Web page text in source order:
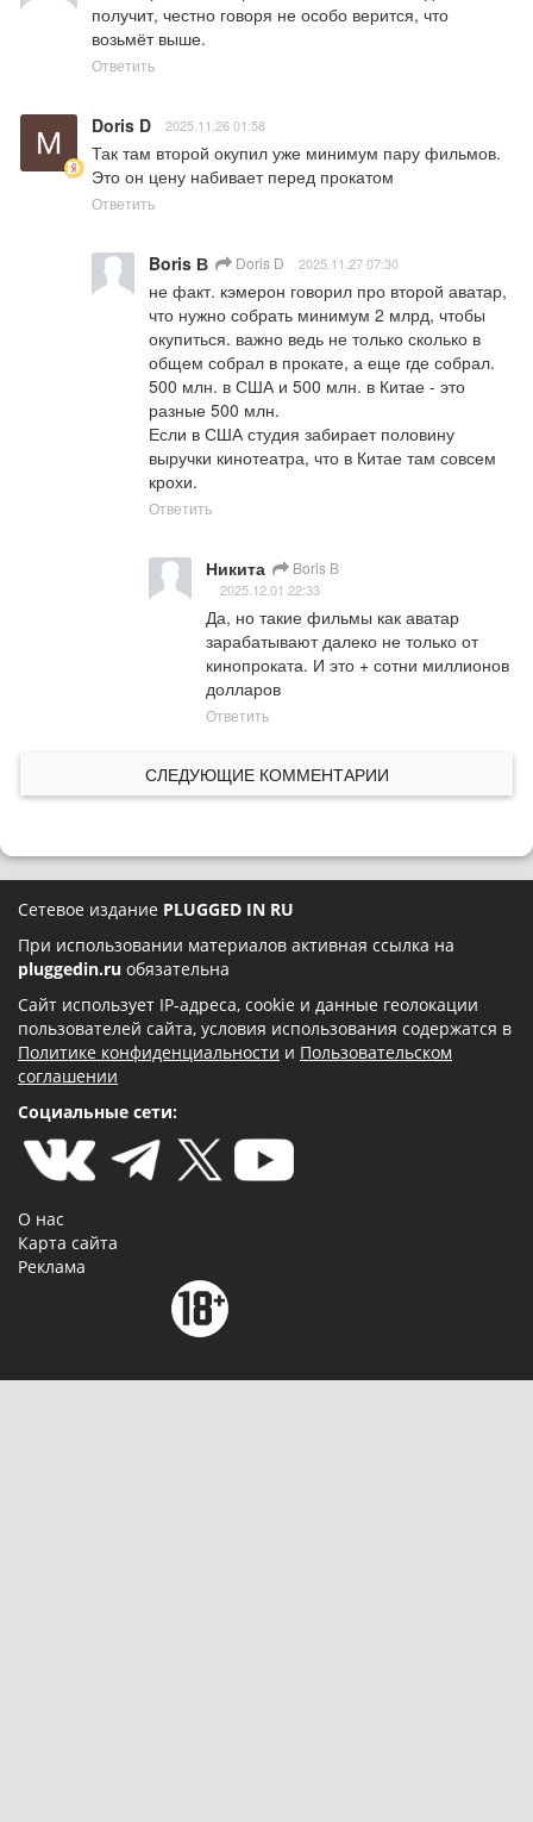
получит, честно говоря не особо верится, что
возьмёт выше.
Ответить
Doris D 2025.11.26 01:58
Так там второй окупил уже минимум пару фильмов.
Это он цену набивает перед прокатом
Ответить
Boris В Doris D 2025.11.27 07:30
не факт. кэмерон говорил про второй аватар,
что нужно собрать минимум 2 млрд, чтобы
окупиться. важно ведь не только сколько в
общем собрал в прокате, а еще где собрал.
500 млн. в США и 500 млн. в Китае - это
разные 500 млн.
Если в США студия забирает половину
выручки кинотеатра, что в Китае там совсем
крохи.
Ответить
Никита Boris В
2025.12.01 22:33
Да, но такие фильмы как аватар
зарабатывают далеко не только от
кинопроката. И это + сотни миллионов
долларов
Ответить
СЛЕДУЮЩИЕ КОММЕНТАРИИ
Сетевое издание PLUGGED IN RU
При использовании материалов активная ссылка на
pluggedin.ru обязательна
Сайт использует IP-адреса, cookie и данные геолокации
пользователей сайта, условия использования содержатся в
Политике конфиденциальности и Пользовательском
соглашении
Социальные сети:
О нас
Карта сайта
Реклама